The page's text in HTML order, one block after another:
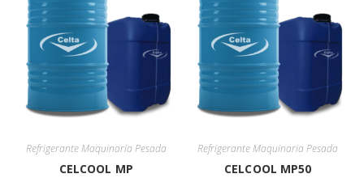
Refrigerante Maquinaria Pesada
CELCOOL MP
Refrigerante Maquinaria Pesada
CELCOOL MP50